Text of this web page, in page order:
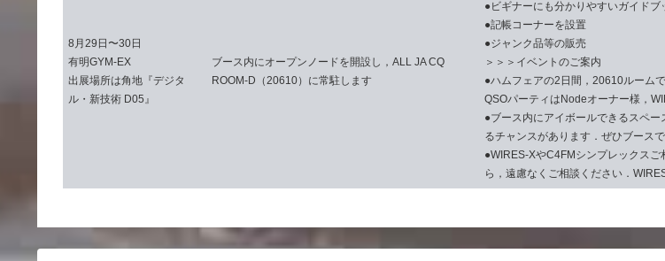
8月29日〜30日
有明GYM-EX
出展場所は角地『デジタ
ル・新技術 D05』
ブース内にオープンノードを開設し，ALL JA CQ
ROOM-D（20610）に常駐します
●ビギナーにも分かりやすいガイドブ
●記帳コーナーを設置
●ジャンク品等の販売
＞＞＞イベントのご案内
●ハムフェアの2日間，20610ルーム
QSOパーティはNodeオーナー様，
●ブース内にアイボールできるスペ
るチャンスがあります．ぜひブース
●WIRES-XやC4FMシンプレックス
ら，遠慮なくご相談ください．